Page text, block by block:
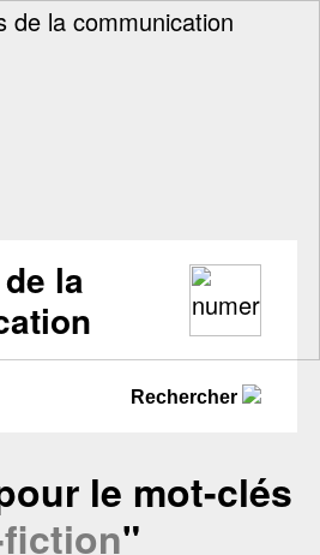
la
Rechercher
le mot-clés
"